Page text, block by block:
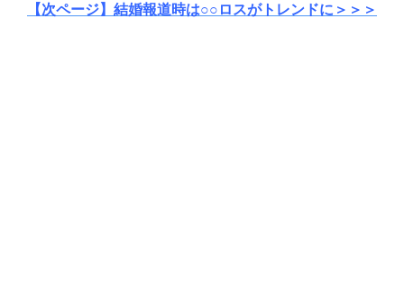
【次ページ】結婚報道時は○○ロスがトレンドに＞＞＞